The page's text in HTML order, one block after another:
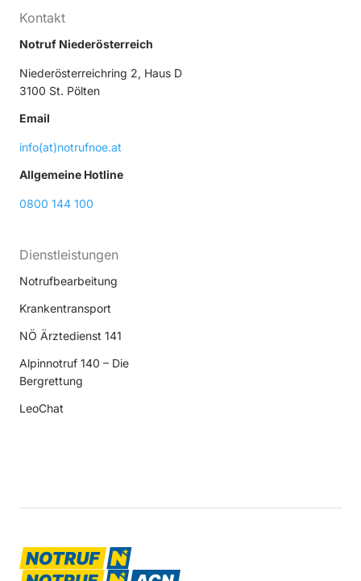
Kontakt
Notruf Niederösterreich
Niederösterreichring 2, Haus D
3100 St. Pölten
Email
info(at)notrufnoe.at
Allgemeine Hotline
0800 144 100
Dienstleistungen
Notrufbearbeitung
Krankentransport
NÖ Ärztedienst 141
Alpinnotruf 140 – Die
Bergrettung
LeoChat